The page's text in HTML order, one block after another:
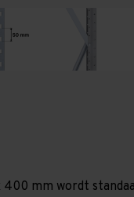
mm wordt